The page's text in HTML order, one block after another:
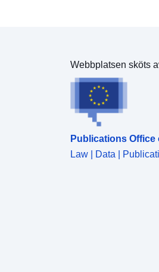
Webbplatsen sköts
Publications
Law | Data |